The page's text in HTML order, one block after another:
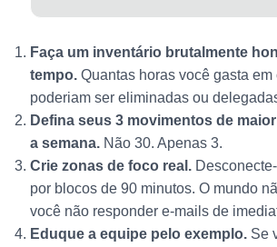
Faça um inventário brutalmente
tempo.Quantas horas você gasta em
poderiam ser eliminadas ou
Defina seus 3 movimentos de
a semana.Não 30. Apenas 3.
Crie zonas de foco real.
por blocos de 90 minutos. O mundo
você não responder e-mails de
Eduque a equipe pelo exemplo.Se